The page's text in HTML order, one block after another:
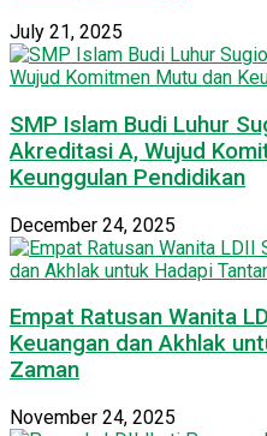
July 21, 2025
SMP Islam Budi Luhur
Akreditasi A, Wujud
Keunggulan Pendidikan
December 24, 2025
Empat Ratusan Wanita
Keuangan dan Akhlak
Zaman
November 24, 2025